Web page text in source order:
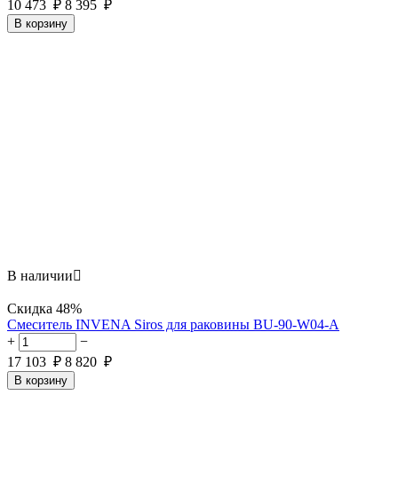
10 473 ₽ 8 395 ₽
В корзину
В наличии
Скидка 48%
Смеситель INVENA Siros для раковины BU-90-W04-A
+
−
17 103 ₽ 8 820 ₽
В корзину